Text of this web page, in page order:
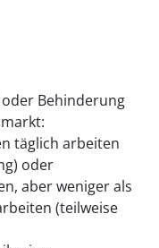
Behinderung
täglich arbeiten
oder
aber weniger als
(teilweise